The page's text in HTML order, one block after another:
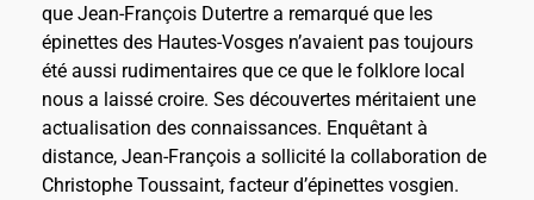
que Jean-François Dutertre a remarqué que les
épinettes des Hautes-Vosges n’avaient pas toujours
été aussi rudimentaires que ce que le folklore local
nous a laissé croire. Ses découvertes méritaient une
actualisation des connaissances. Enquêtant à
distance, Jean-François a sollicité la collaboration de
Christophe Toussaint, facteur d’épinettes vosgien.